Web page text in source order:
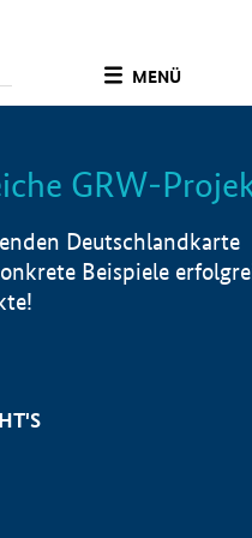
MENÜ
Info
GRW-
Deutschlandkarte
Beispiele